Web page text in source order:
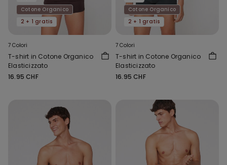
Cotone Organico
2 + 1 gratis
7 Colori
T-shirt in Cotone Organico
Elasticizzato
16.95 CHF
Cotone Organico
2 + 1 gratis
7 Colori
T-shirt in Cotone Organico
Elasticizzato
16.95 CHF